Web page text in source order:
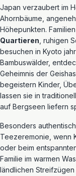
Japan verzaubert im
Ahornbäume,
Höhepunkten.
Quartieren , ruhigen
besuchen in Kyoto
Bambuswälder,
Geheimnis der
begeistern Kinder,
lassen sie in
auf Bergseen liefern
Besonders
Teezeremonie, wenn
oder beim
Familie im warmen
ländlichen